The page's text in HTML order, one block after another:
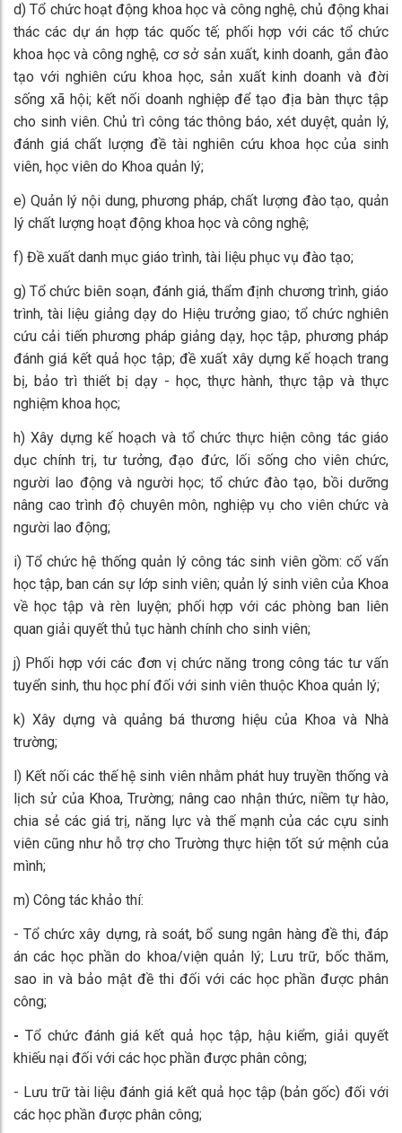
d) Tổ chức hoạt động khoa học và công nghệ, chủ động khai
thác các dự án hợp tác quốc tế; phối hợp với các tổ chức
khoa học và công nghệ, cơ sở sản xuất, kinh doanh, gắn đào
tạo với nghiên cứu khoa học, sản xuất kinh doanh và đời
sống xã hội; kết nối doanh nghiệp để tạo địa bàn thực tập
cho sinh viên. Chủ trì công tác thông báo, xét duyệt, quản lý,
đánh giá chất lượng đề tài nghiên cứu khoa học của sinh
viên, học viên do Khoa quản lý;
e) Quản lý nội dung, phương pháp, chất lượng đào tạo, quản
lý chất lượng hoạt động khoa học và công nghệ;
f) Đề xuất danh mục giáo trình, tài liệu phục vụ đào tạo;
g) Tổ chức biên soạn, đánh giá, thẩm định chương trình, giáo
trình, tài liệu giảng dạy do Hiệu trưởng giao; tổ chức nghiên
cứu cải tiến phương pháp giảng dạy, học tập, phương pháp
đánh giá kết quả học tập; đề xuất xây dựng kế hoạch trang
bị, bảo trì thiết bị dạy - học, thực hành, thực tập và thực
nghiệm khoa học;
h) Xây dựng kế hoạch và tổ chức thực hiện công tác giáo
dục chính trị, tư tưởng, đạo đức, lối sống cho viên chức,
người lao động và người học; tổ chức đào tạo, bồi dưỡng
nâng cao trình độ chuyên môn, nghiệp vụ cho viên chức và
người lao động;
i) Tổ chức hệ thống quản lý công tác sinh viên gồm: cố vấn
học tập, ban cán sự lớp sinh viên; quản lý sinh viên của Khoa
về học tập và rèn luyện; phối hợp với các phòng ban liên
quan giải quyết thủ tục hành chính cho sinh viên;
j) Phối hợp với các đơn vị chức năng trong công tác tư vấn
tuyển sinh, thu học phí đối với sinh viên thuộc Khoa quản lý;
k) Xây dựng và quảng bá thương hiệu của Khoa và Nhà
trường;
l) Kết nối các thế hệ sinh viên nhằm phát huy truyền thống và
lịch sử của Khoa, Trường; nâng cao nhận thức, niềm tự hào,
chia sẻ các giá trị, năng lực và thế mạnh của các cựu sinh
viên cũng như hỗ trợ cho Trường thực hiện tốt sứ mệnh của
mình;
m) Công tác khảo thí:
- Tổ chức xây dựng, rà soát, bổ sung ngân hàng đề thi, đáp
án các học phần do khoa/viện quản lý; Lưu trữ, bốc thăm,
sao in và bảo mật đề thi đối với các học phần được phân
công;
- Tổ chức đánh giá kết quả học tập, hậu kiểm, giải quyết
khiếu nại đối với các học phần được phân công;
- Lưu trữ tài liệu đánh giá kết quả học tập (bản gốc) đối với
các học phần được phân công;